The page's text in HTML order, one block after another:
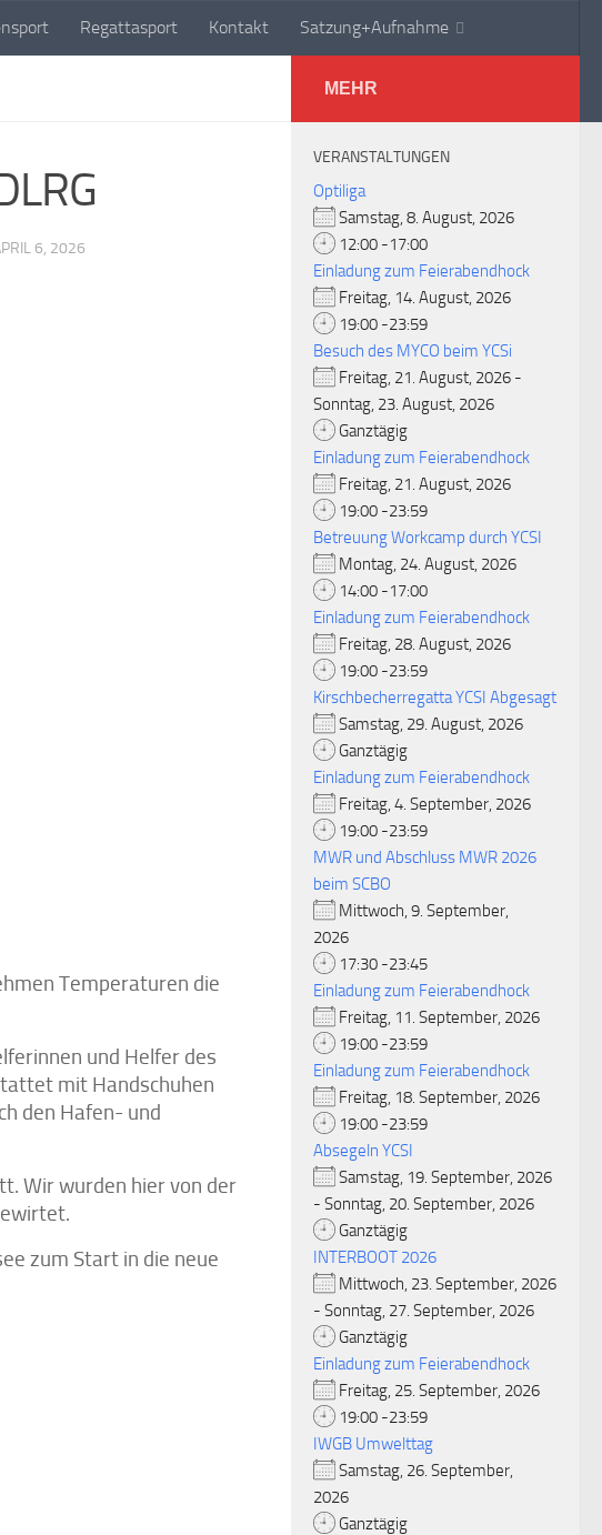
Regattasport Kontakt Satzung+Aufnahme
6, 2026
Temperaturen die
und Helfer des
mit Handschuhen
den Hafen- und
Wir wurden hier von der
zum Start in die neue
MEHR
VERANSTALTUNGEN
Optiliga
Samstag, 8. August, 2026
12:00 -17:00
Einladung zum Feierabendhock
Freitag, 14. August, 2026
19:00 -23:59
Besuch des MYCO beim YCSi
Freitag, 21. August, 2026 -
Sonntag, 23. August, 2026
Ganztägig
Einladung zum Feierabendhock
Freitag, 21. August, 2026
19:00 -23:59
Betreuung Workcamp durch YCSI
Montag, 24. August, 2026
14:00 -17:00
Einladung zum Feierabendhock
Freitag, 28. August, 2026
19:00 -23:59
Kirschbecherregatta YCSI Abgesagt
Samstag, 29. August, 2026
Ganztägig
Einladung zum Feierabendhock
Freitag, 4. September, 2026
19:00 -23:59
MWR und Abschluss MWR 2026
beim SCBO
Mittwoch, 9. September,
2026
17:30 -23:45
Einladung zum Feierabendhock
Freitag, 11. September, 2026
19:00 -23:59
Einladung zum Feierabendhock
Freitag, 18. September, 2026
19:00 -23:59
Absegeln YCSI
Samstag, 19. September, 2026
- Sonntag, 20. September, 2026
Ganztägig
INTERBOOT 2026
Mittwoch, 23. September, 2026
- Sonntag, 27. September, 2026
Ganztägig
Einladung zum Feierabendhock
Freitag, 25. September, 2026
19:00 -23:59
IWGB Umwelttag
Samstag, 26. September,
2026
Ganztägig